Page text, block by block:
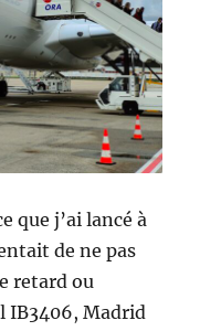
que j’ai lancé à
de ne pas
retard ou
IB3406, Madrid